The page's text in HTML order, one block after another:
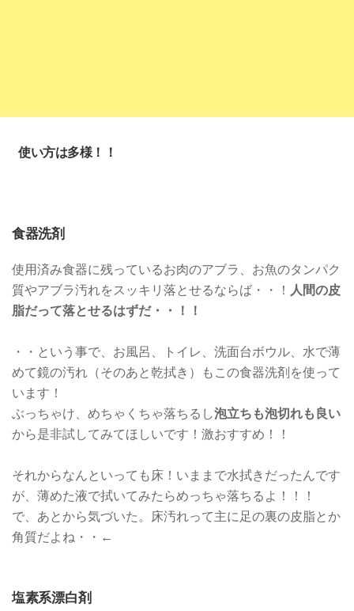
使い方は多様！！
食器洗剤
使用済み食器に残っているお肉のアブラ、お魚のタンパク
質やアブラ汚れをスッキリ落とせるならば・・！ 人間の皮
脂だって落とせるはずだ・・！！
・・という事で、お風呂、トイレ、洗面台ボウル、水で薄
めて鏡の汚れ（そのあと乾拭き）もこの食器洗剤を使って
います！
ぶっちゃけ、めちゃくちゃ落ちるし泡立ちも泡切れも良い
から是非試してみてほしいです！激おすすめ！！
それからなんといっても床！いままで水拭きだったんです
が、薄めた液で拭いてみたらめっちゃ落ちるよ！！！
で、あとから気づいた。床汚れって主に足の裏の皮脂とか
角質だよね・・←
塩素系漂白剤